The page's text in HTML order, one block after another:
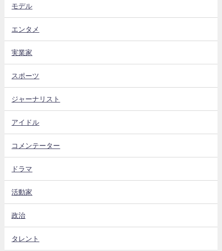
モデル
エンタメ
実業家
スポーツ
ジャーナリスト
アイドル
コメンテーター
ドラマ
活動家
政治
タレント